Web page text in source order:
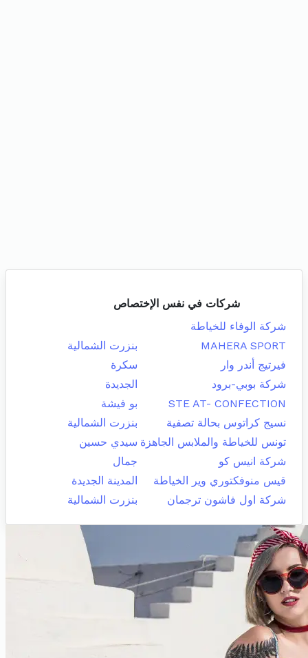
شركات في نفس الإختصاص
شركة الوفاء للخياطة
MAHERA SPORT
بنزرت الشمالية
فيرتيج أندر وار
سكرة
شركة بوبي-برود
الجديدة
STE AT- CONFECTION
بو فيشة
نسيج كراتوس بحالة تصفية
بنزرت الشمالية
تونس للخياطة والملابس الجاهزة سيدي حسين
شركة انيس كو
جمال
قيس منوفكتوري وير الخياطة
المدينة الجديدة
شركة اول فاشون ترجمان
بنزرت الشمالية